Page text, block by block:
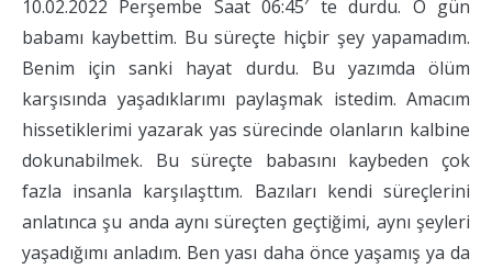
10.02.2022 Perşembe Saat 06:45′ te durdu. O gün
babamı kaybettim. Bu süreçte hiçbir şey yapamadım.
Benim için sanki hayat durdu. Bu yazımda ölüm
karşısında yaşadıklarımı paylaşmak istedim. Amacım
hissetiklerimi yazarak yas sürecinde olanların kalbine
dokunabilmek. Bu süreçte babasını kaybeden çok
fazla insanla karşılaşttım. Bazıları kendi süreçlerini
anlatınca şu anda aynı süreçten geçtiğimi, aynı şeyleri
yaşadığımı anladım. Ben yası daha önce yaşamış ya da